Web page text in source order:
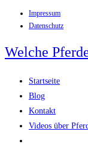
Inhalt
Impressum
Datenschutz
Welche
Startseite
Blog
Kontakt
Videos über